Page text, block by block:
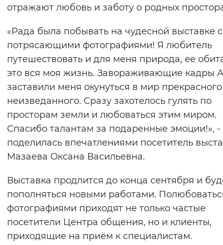
отражают любовь и заботу о родных
«Рада была побывать на чудесной выставке с
потрясающими фотографиями! Я любитель
путешествовать и для меня природа, ее
это вся моя жизнь. Завораживающие кадры
заставили меня окунуться в мир
неизведанного. Сразу захотелось гулять по
просторам земли и любоваться этим миром.
Спасибо талантам за подаренные эмоции!», -
поделилась впечатлениями посетитель
Мазаева Оксана Васильевна.
Выставка продлится до конца сентября и
пополняться новыми работами.
фотографиями приходят не только частые
посетители Центра общения, но и клиенты,
приходящие на приём к специалистам.